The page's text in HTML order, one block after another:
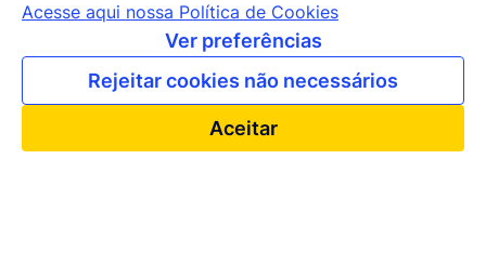
+55 (61) 2027-0203
apexbrasil@apexbrasil.com.br
Nossos escritórios pelo mundo
Acesse aqui nossa Política de Cookies
Ver preferências
Rejeitar cookies não necessários
Aceitar